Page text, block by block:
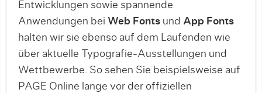
Entwicklungen sowie spannende
Anwendungen bei Web Fonts und App Fonts
halten wir sie ebenso auf dem Laufenden wie
über aktuelle Typografie-Ausstellungen und
Wettbewerbe. So sehen Sie beispielsweise auf
PAGE Online lange vor der offiziellen